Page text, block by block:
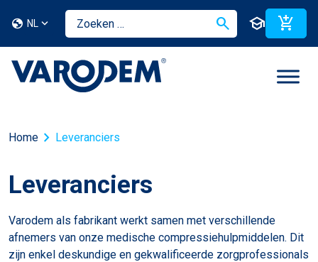
globe NL search school add_shopping_cart
Home chevron_right Leveranciers
Leveranciers
Varodem als fabrikant werkt samen met verschillende
afnemers van onze medische compressiehulpmiddelen. Dit
zijn enkel deskundige en gekwalificeerde zorgprofessionals